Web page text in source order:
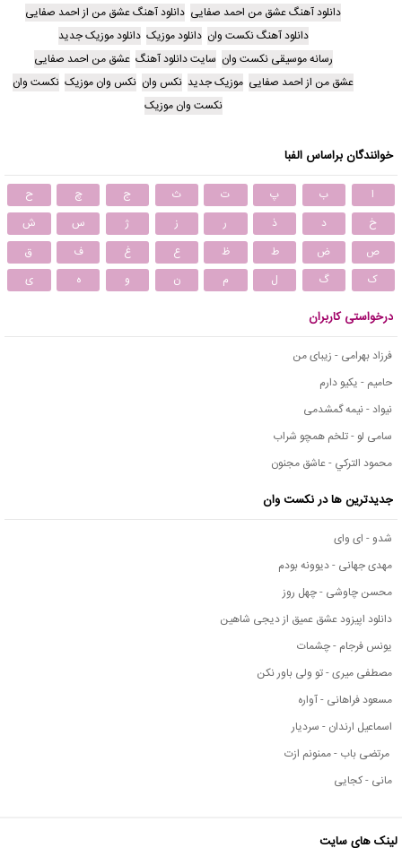
دانلود آهنگ عشق من احمد صفایی دانلود آهنگ عشق من از احمد صفایی
دانلود آهنگ نکست وان دانلود موزیک دانلود موزیک جدید
رسانه موسیقی نکست وان سایت دانلود آهنگ عشق من احمد صفایی
عشق من از احمد صفایی موزیک جدید نکس وان نکس وان موزیک نکست وان
نکست وان موزیک
خوانندگان براساس الفبا
ا ب پ ت ث ج چ
ح
خ
د ذ ر ز ژ س
ش
ص
ض ط ظ ع غ ف
ق
ک
گ ل م ن و ه ی
درخواستی کاربران
فرزاد بهرامی - زیبای من
حامیم - یکیو دارم
نیواد - نیمه گمشدمی
سامی لو - تلخم همچو شراب
محمود التركي - عاشق مجنون
جدیدترین ها در نکست وان
شدو - ای وای
مهدی جهانی - دیوونه بودم
محسن چاوشی - چهل روز
دانلود اپیزود عشق عمیق از دیجی شاهین
یونس فرجام - چشمات
مصطفی میری - تو ولی باور نکن
مسعود فراهانی - آواره
اسماعیل ارندان - سردیار
مرتضی باب - ممنونم ازت
مانی - کجایی
لینک های سایت